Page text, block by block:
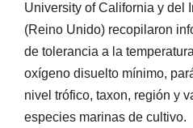
University of California y del
(Reino Unido) recopilaron
de tolerancia a la
oxígeno disuelto mínimo,
nivel trófico, taxon, región y
especies marinas de cultivo.